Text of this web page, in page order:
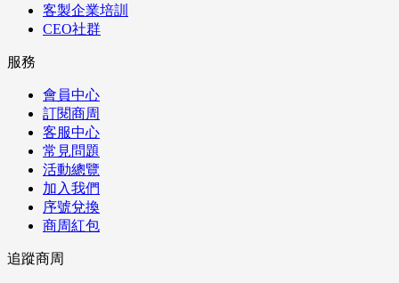
客製企業培訓
CEO社群
服務
會員中心
訂閱商周
客服中心
常見問題
活動總覽
加入我們
序號兌換
商周紅包
追蹤商周